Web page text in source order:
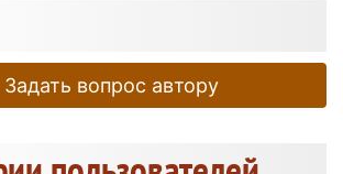
Задать вопрос автору